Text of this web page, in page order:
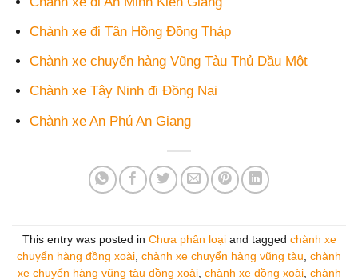
Chành xe đi Tân Hồng Đồng Tháp
Chành xe chuyển hàng Vũng Tàu Thủ Dầu Một
Chành xe Tây Ninh đi Đồng Nai
Chành xe An Phú An Giang
This entry was posted in Chưa phân loạiand tagged chành xe
chuyển hàng đồng xoài chành xe chuyển hàng vũng tàu chành
xe chuyển hàng vũng tàu đồng xoài, chành xe đồng xoài, chành